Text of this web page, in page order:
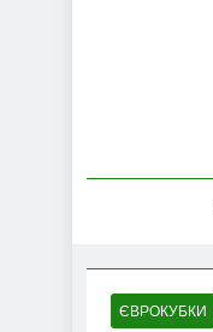
ЄВРОКУБКИ